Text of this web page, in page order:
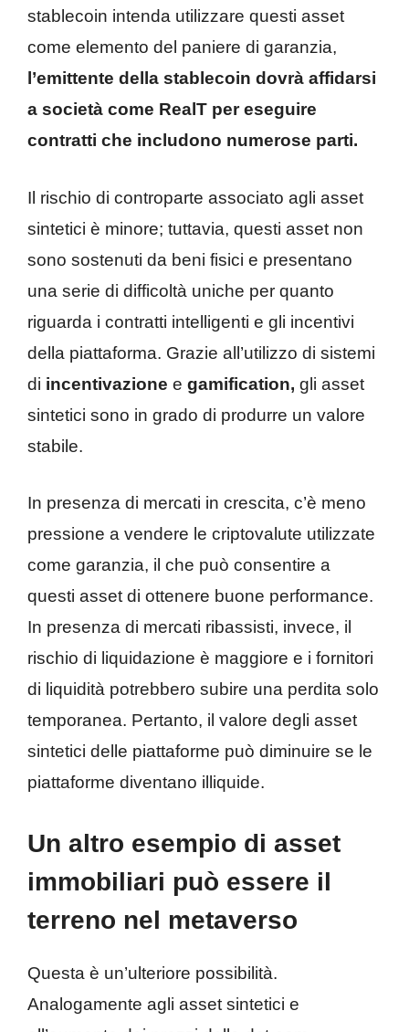
stablecoin intenda utilizzare questi asset
come elemento del paniere di garanzia,
l’emittente della stablecoin dovrà affidarsi
a società come RealT per eseguire
contratti che includono numerose parti.
Il rischio di controparte associato agli asset
sintetici è minore; tuttavia, questi asset non
sono sostenuti da beni fisici e presentano
una serie di difficoltà uniche per quanto
riguarda i contratti intelligenti e gli incentivi
della piattaforma. Grazie all’utilizzo di sistemi
di incentivazione e gamification, gli asset
sintetici sono in grado di produrre un valore
stabile.
In presenza di mercati in crescita, c’è meno
pressione a vendere le criptovalute utilizzate
come garanzia, il che può consentire a
questi asset di ottenere buone performance.
In presenza di mercati ribassisti, invece, il
rischio di liquidazione è maggiore e i fornitori
di liquidità potrebbero subire una perdita solo
temporanea. Pertanto, il valore degli asset
sintetici delle piattaforme può diminuire se le
piattaforme diventano illiquide.
Un altro esempio di asset
immobiliari può essere il
terreno nel metaverso
Questa è un’ulteriore possibilità.
Analogamente agli asset sintetici e